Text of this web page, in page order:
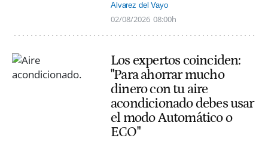
Alvarez del Vayo
02/08/2026 08:00h
Los expertos coinciden:
"Para ahorrar mucho
dinero con tu aire
acondicionado debes usar
el modo Automático o
ECO"